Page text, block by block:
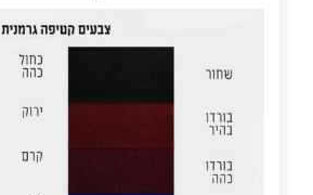
פרט על מה מדובר